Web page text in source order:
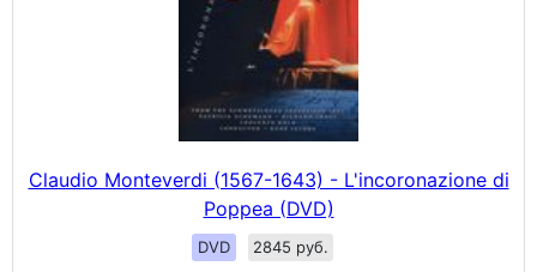
Claudio Monteverdi (1567-1643) - L'incoronazione di
Poppea (DVD)
DVD 2845 руб.